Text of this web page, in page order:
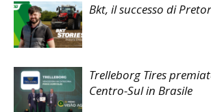
Bkt, il successo di
Trelleborg Tires
Centro-Sul in Brasile